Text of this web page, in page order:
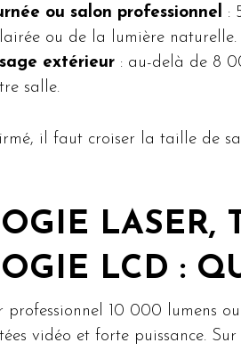
ou salon professionnel :
ou de la lumière naturelle.
extérieur : au-delà de 8
salle.
il faut croiser la taille de
LASER,
LCD :
professionnel 10 000 lumens
vidéo et forte puissance.